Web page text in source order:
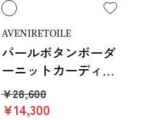
AVENIRETOILE
パールボタンボーダ
ーニットカーディガ
ン
￥28,600
￥14,300